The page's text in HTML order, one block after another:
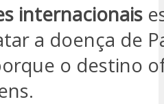
internacionais
a doença de
o destino